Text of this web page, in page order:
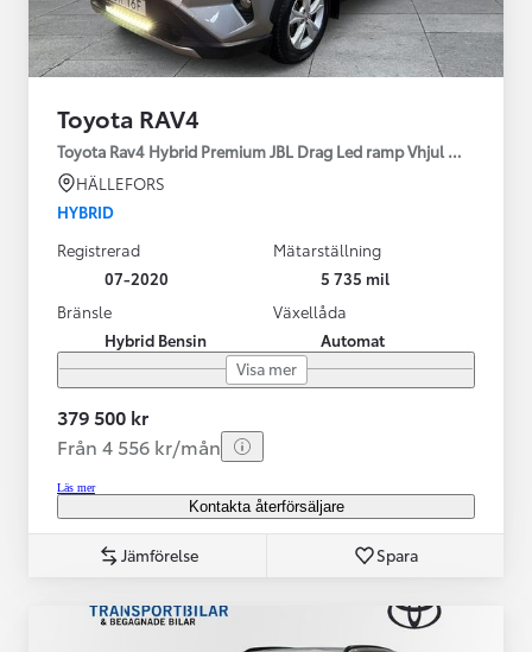
Toyota RAV4
Toyota Rav4 Hybrid Premium JBL Drag Led ramp Vhjul motorv
HÄLLEFORS
HYBRID
Registrerad
07-2020
Mätarställning
5 735 mil
Bränsle
Hybrid Bensin
Växellåda
Automat
Visa mer
379 500 kr
Från 4 556 kr/mån
Läs mer
Kontakta återförsäljare
Jämförelse Spara